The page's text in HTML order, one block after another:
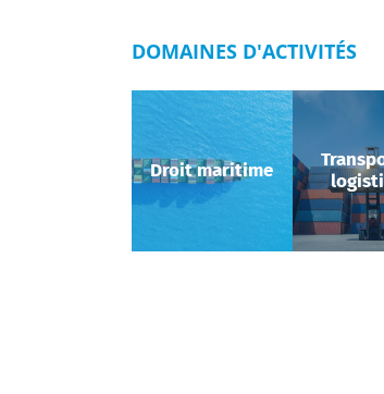
DOMAINES D'ACTIVITÉS
Droit maritime